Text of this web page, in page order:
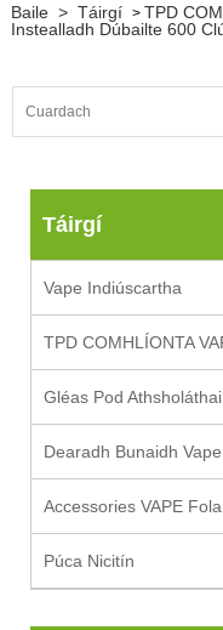
Baile > Táirgí > TPD
Instealladh Dúbailte 600
Táirgí
Vape Indiúscartha
TPD COMHLÍONTA
Gléas Pod
Dearadh Bunaidh
Accessories VAPE
Púca Nicitín